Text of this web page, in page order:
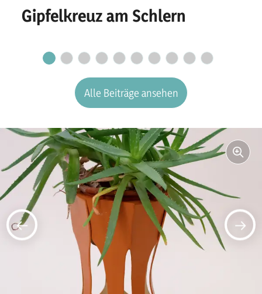
Gipfelkreuz am Schlern
Alle Beiträge ansehen